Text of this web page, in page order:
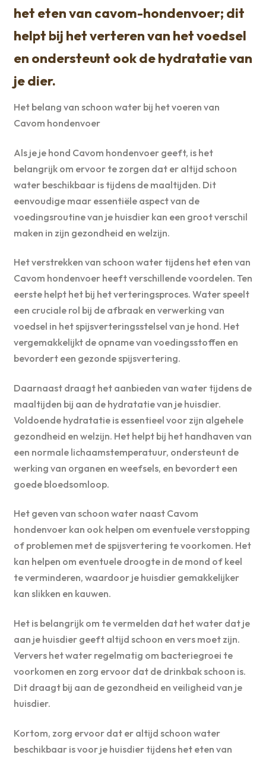
het eten van cavom-hondenvoer; dit
helpt bij het verteren van het voedsel
en ondersteunt ook de hydratatie van
je dier.
Het belang van schoon water bij het voeren van
Cavom hondenvoer
Als je je hond Cavom hondenvoer geeft, is het
belangrijk om ervoor te zorgen dat er altijd schoon
water beschikbaar is tijdens de maaltijden. Dit
eenvoudige maar essentiële aspect van de
voedingsroutine van je huisdier kan een groot verschil
maken in zijn gezondheid en welzijn.
Het verstrekken van schoon water tijdens het eten van
Cavom hondenvoer heeft verschillende voordelen. Ten
eerste helpt het bij het verteringsproces. Water speelt
een cruciale rol bij de afbraak en verwerking van
voedsel in het spijsverteringsstelsel van je hond. Het
vergemakkelijkt de opname van voedingsstoffen en
bevordert een gezonde spijsvertering.
Daarnaast draagt het aanbieden van water tijdens de
maaltijden bij aan de hydratatie van je huisdier.
Voldoende hydratatie is essentieel voor zijn algehele
gezondheid en welzijn. Het helpt bij het handhaven van
een normale lichaamstemperatuur, ondersteunt de
werking van organen en weefsels, en bevordert een
goede bloedsomloop.
Het geven van schoon water naast Cavom
hondenvoer kan ook helpen om eventuele verstopping
of problemen met de spijsvertering te voorkomen. Het
kan helpen om eventuele droogte in de mond of keel
te verminderen, waardoor je huisdier gemakkelijker
kan slikken en kauwen.
Het is belangrijk om te vermelden dat het water dat je
aan je huisdier geeft altijd schoon en vers moet zijn.
Ververs het water regelmatig om bacteriegroei te
voorkomen en zorg ervoor dat de drinkbak schoon is.
Dit draagt bij aan de gezondheid en veiligheid van je
huisdier.
Kortom, zorg ervoor dat er altijd schoon water
beschikbaar is voor je huisdier tijdens het eten van